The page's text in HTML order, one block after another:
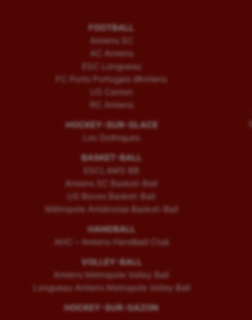
FOOTBALL
Amiens SC
AC Amiens
ESC Longueau
FC Porto Portugais d’Amiens
US Camon
RC Amiens
HOCKEY-SUR-GLACE
Les Gothiques
BASKET-BALL
ESCLAMS BB
Amiens SC Basket-Ball
US Boves Basket-Ball
Métropole Amiénoise Basket-Ball
HANDBALL
AHC – Amiens Handball Club
VOLLEY-BALL
Amiens Métropole Volley Ball
Longueau Amiens Metropole Volley Ball
HOCKEY-SUR-GAZON